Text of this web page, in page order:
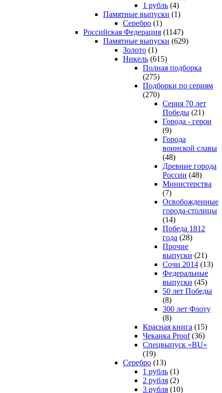
1 рубль (4)
Памятные выпуски (1)
Серебро (1)
Российская Федерация (1147)
Памятные выпуски (629)
Золото (1)
Никель (615)
Полная подборка
(275)
Подборки по сериям
(270)
Серия 70 лет
Победы (21)
Города - герои
(9)
Города
воинской славы
(48)
Древние города
России (48)
Министерства
(7)
Освобожденные
города-столицы
(14)
Победа 1812
года (28)
Прочие
выпуски (21)
Сочи 2014 (13)
Федеральные
выпуски (45)
50 лет Победы
(8)
300 лет Флоту
(8)
Красная книга (15)
Чеканка Proof(36)
Спецвыпуск «BU»
(19)
Серебро (13)
1 рубль (1)
2 рубля (2)
3 рубля (10)